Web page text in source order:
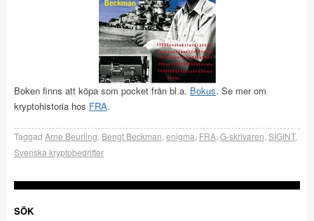
Boken finns att köpa som pocket från bl.a. Bokus. Se mer om
kryptohistoria hos FRA.
Taggad Arne Beurling Bengt Beckman enigma FRA G-skrivaren SIGINT,
Svenska kryptobedrifter
SÖK